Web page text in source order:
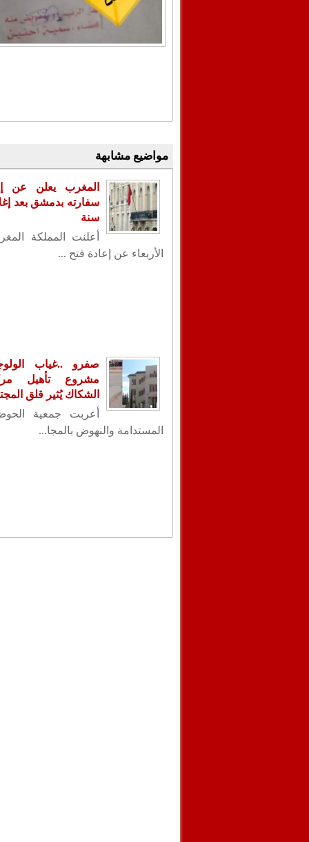
مواضيع مشابهة
المغرب يعلن عن
سنة
أعلنت المملكة
الأربعاء عن إعادة فتح ...
صفرو ..غياب
مشروع تأهيل
الشكاك يُثير قلق
أعربت جمعية
المستدامة والنهوض بالمجا...